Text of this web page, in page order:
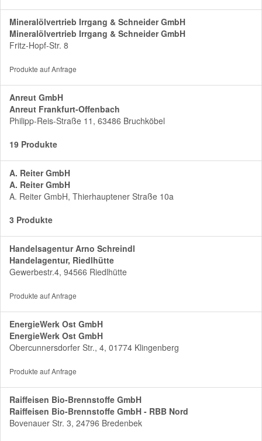
Mineralölvertrieb Irrgang & Schneider GmbH
Mineralölvertrieb Irrgang & Schneider GmbH
Fritz-Hopf-Str. 8
Produkte auf Anfrage
Anreut GmbH
Anreut Frankfurt-Offenbach
Philipp-Reis-Straße 11, 63486 Bruchköbel
19 Produkte
A. Reiter GmbH
A. Reiter GmbH
A. Reiter GmbH, Thierhauptener Straße 10a
3 Produkte
Handelsagentur Arno Schreindl
Handelagentur, Riedlhütte
Gewerbestr.4, 94566 Riedlhütte
Produkte auf Anfrage
EnergieWerk Ost GmbH
EnergieWerk Ost GmbH
Obercunnersdorfer Str., 4, 01774 Klingenberg
Produkte auf Anfrage
Raiffeisen Bio-Brennstoffe GmbH
Raiffeisen Bio-Brennstoffe GmbH - RBB Nord
Bovenauer Str. 3, 24796 Bredenbek